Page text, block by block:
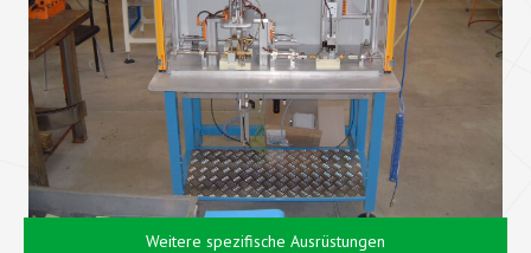
Weitere spezifische Ausrüstungen